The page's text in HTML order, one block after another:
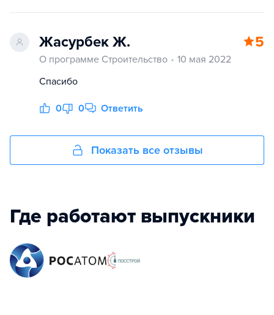
Жасурбек Ж. 5
О программе Строительство
10 мая 2022
Спасибо
0 0 Ответить
Показать все отзывы
Где работают выпускники